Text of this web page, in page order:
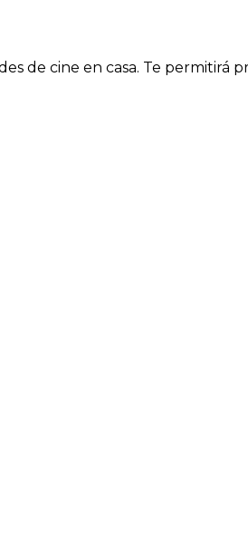
de cine en casa. Te permitirá